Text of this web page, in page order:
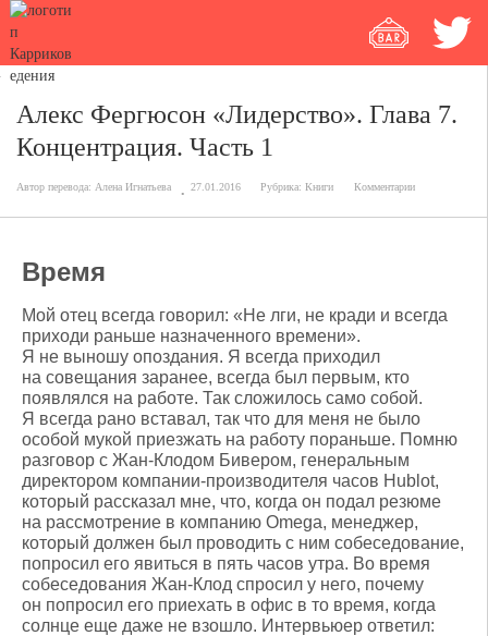
Алекс Фергюсон «Лидерство». Глава 7.
Концентрация. Часть 1
Автор перевода: Алена Игнатьева 27.01.2016 Рубрика: Книги Комментарии
Время
Мой отец всегда говорил: «Не лги, не кради и всегда
приходи раньше назначенного времени».
Я не выношу опоздания. Я всегда приходил
на совещания заранее, всегда был первым, кто
появлялся на работе. Так сложилось само собой.
Я всегда рано вставал, так что для меня не было
особой мукой приезжать на работу пораньше. Помню
разговор с Жан-Клодом Бивером, генеральным
директором компании-производителя часов Hublot,
который рассказал мне, что, когда он подал резюме
на рассмотрение в компанию Omega, менеджер,
который должен был проводить с ним собеседование,
попросил его явиться в пять часов утра. Во время
собеседования Жан-Клод спросил у него, почему
он попросил его приехать в офис в то время, когда
солнце еще даже не взошло. Интервьюер ответил: